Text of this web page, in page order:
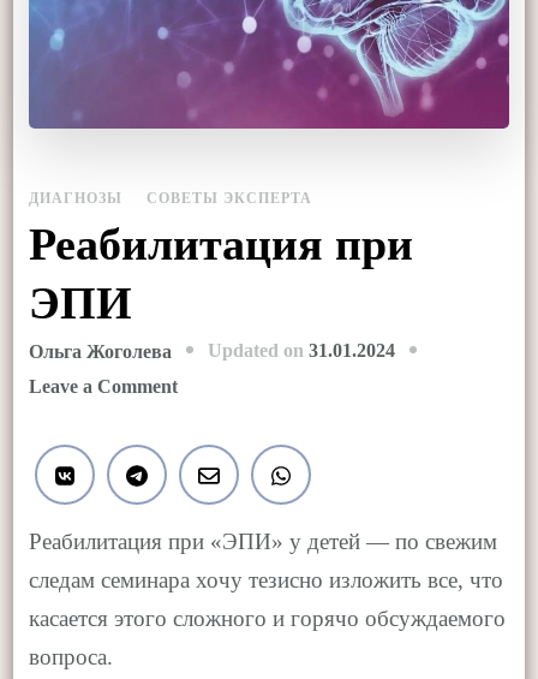
ДИАГНОЗЫ СОВЕТЫ ЭКСПЕРТА
Реабилитация при
ЭПИ
Ольга Жоголева Updated on 31.01.2024
Leave a Commenton
при
ЭПИ
Реабилитация при «ЭПИ» у детей — по свежим
следам семинара хочу тезисно изложить все, что
касается этого сложного и горячо обсуждаемого
вопроса.